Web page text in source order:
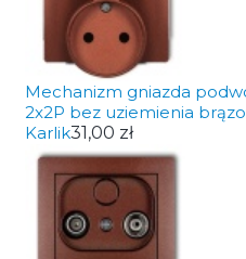
Mechanizm gniazda
2x2P bez uziemienia
Karlik31,00 zł